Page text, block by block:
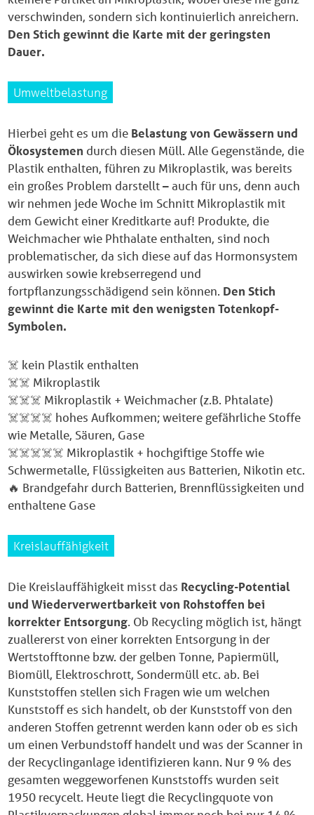
verschwinden, sondern sich kontinuierlich anreichern.
Den Stich gewinnt die Karte mit der geringsten
Dauer.
Umweltbelastung
Hierbei geht es um die Belastung von Gewässern und
Ökosystemen durch diesen Müll. Alle Gegenstände, die
Plastik enthalten, führen zu Mikroplastik, was bereits
ein großes Problem darstellt – auch für uns, denn auch
wir nehmen jede Woche im Schnitt Mikroplastik mit
dem Gewicht einer Kreditkarte auf! Produkte, die
Weichmacher wie Phthalate enthalten, sind noch
problematischer, da sich diese auf das Hormonsystem
auswirken sowie krebserregend und
fortpflanzungsschädigend sein können. Den Stich
gewinnt die Karte mit den wenigsten Totenkopf-
Symbolen.
☠️ kein Plastik enthalten
☠️☠️ Mikroplastik
☠️☠️☠️ Mikroplastik + Weichmacher (z.B. Phtalate)
☠️☠️☠️☠️ hohes Aufkommen; weitere gefährliche Stoffe
wie Metalle, Säuren, Gase
☠️☠️☠️☠️☠️ Mikroplastik + hochgiftige Stoffe wie
Schwermetalle, Flüssigkeiten aus Batterien, Nikotin etc.
🔥 Brandgefahr durch Batterien, Brennflüssigkeiten und
enthaltene Gase
Kreislauffähigkeit
Die Kreislauffähigkeit misst das Recycling-Potential
und Wiederverwertbarkeit von Rohstoffen bei
korrekter Entsorgung. Ob Recycling möglich ist, hängt
zuallererst von einer korrekten Entsorgung in der
Wertstofftonne bzw. der gelben Tonne, Papiermüll,
Biomüll, Elektroschrott, Sondermüll etc. ab. Bei
Kunststoffen stellen sich Fragen wie um welchen
Kunststoff es sich handelt, ob der Kunststoff von den
anderen Stoffen getrennt werden kann oder ob es sich
um einen Verbundstoff handelt und was der Scanner in
der Recyclinganlage identifizieren kann. Nur 9 % des
gesamten weggeworfenen Kunststoffs wurden seit
1950 recycelt. Heute liegt die Recyclingquote von